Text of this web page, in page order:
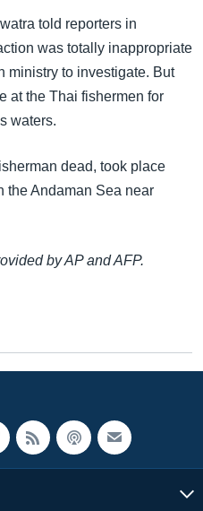
told reporters in
was totally inappropriate
ministry to investigate. But
at the Thai fishermen for
waters.
dead, took place
the Andaman Sea near
by AP and AFP.